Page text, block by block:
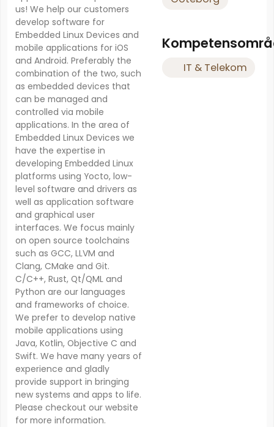
us! We help our customers
develop software for
Embedded Linux Devices and
mobile applications for iOS
and Android. Preferably the
combination of the two, such
as embedded devices that
can be managed and
controlled via mobile
applications. In the area of
Embedded Linux Devices we
have the expertise in
developing Embedded Linux
platforms using Yocto, low-
level software and drivers as
well as application software
and graphical user
interfaces. We focus mainly
on open source toolchains
such as GCC, LLVM and
Clang, CMake and Git.
C/C++, Rust, Qt/QML and
Python are our languages
and frameworks of choice.
We prefer to develop native
mobile applications using
Java, Kotlin, Objective C and
Swift. We have many years of
experience and gladly
provide support in bringing
new systems and apps to life.
Please checkout our website
for more information.
IT & Telekom